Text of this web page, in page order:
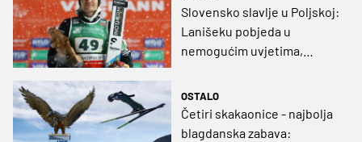
Slovensko slavlje u Poljskoj:
Lanišeku pobjeda u
nemogućim uvjetima,
oprostio bez finala
OSTALO
Četiri skakaonice - najbolja
blagdanska zabava: